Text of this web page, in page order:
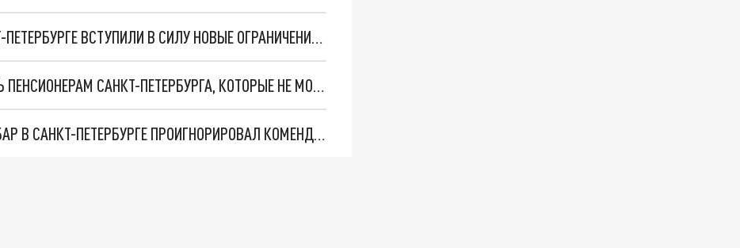
САМОИЗОЛЯЦИЯ И «УДАЛЕНКА»: В САНКТ-ПЕТЕРБУРГЕ ВСТУПИЛИ В СИЛУ НОВЫЕ ОГРАНИЧЕНИЯ ДЛЯ ПОЖИЛЫХ
БОЛЬНИЧНЫЙ ДО 15 ЯНВАРЯ: ЧТО ДЕЛАТЬ ПЕНСИОНЕРАМ САНКТ-ПЕТЕРБУРГА, КОТОРЫЕ НЕ МОГУТ РАБОТАТЬ УДАЛЕННО
НАРУШИТЕЛЯМ ПРИДЕТСЯ ПЛАТИТЬ: 21 БАР В САНКТ-ПЕТЕРБУРГЕ ПРОИГНОРИРОВАЛ КОМЕНДАНТСКИЙ ЧАС